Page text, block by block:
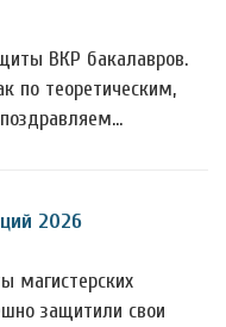
ВКР бакалавров.
по теоретическим,
2026
магистерских
защитили свои